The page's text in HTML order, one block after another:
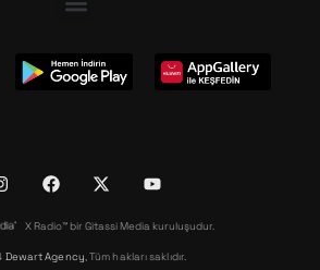
X Radio™ bir Gitassi Media kuruluşudur.
Dewart Agency, Tüm hakları saklıdır.